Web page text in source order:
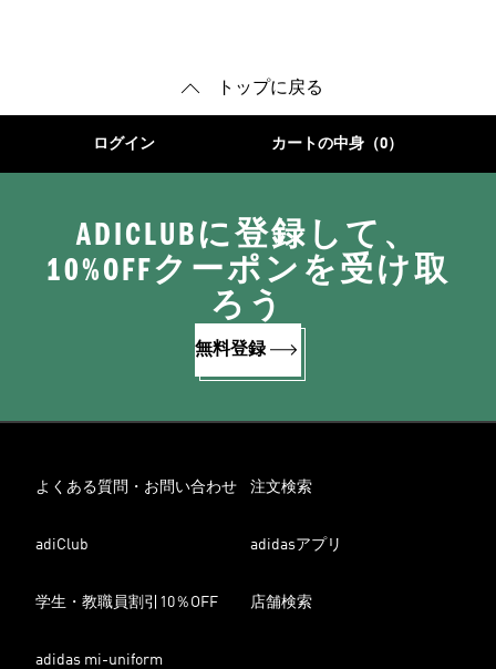
トップに戻る
ログイン カートの中身（0）
ADICLUBに登録して、
10%OFFクーポンを受け取
ろう
無料登録
よくある質問・お問い合わせ 注文検索
adiClub adidasアプリ
学生・教職員割引10％OFF 店舗検索
adidas mi-uniform